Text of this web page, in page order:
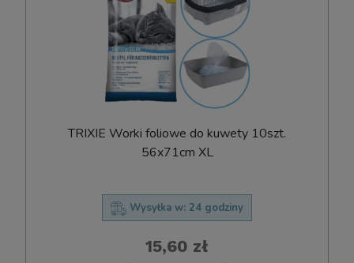
TRIXIE Worki foliowe do kuwety 10szt.
56x71cm XL
Wysyłka w: 24 godziny
15,60 zł